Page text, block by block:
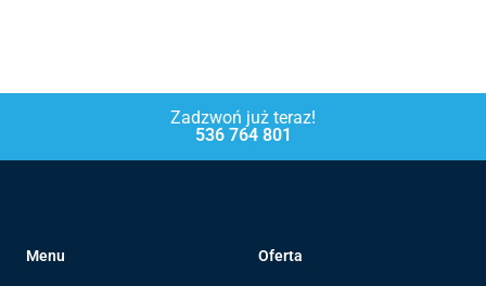
Zadzwoń już teraz!
536 764 801
Menu Oferta